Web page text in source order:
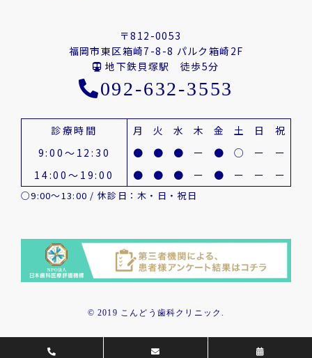
〒812-0053
福岡市東区箱崎7-8-8 パルク箱崎2F
地下鉄貝塚駅 徒歩5分
092-632-3553
診療時間 月 火 水 木 金 土 日
祝
9:00～12:30
● ● ● ー ● ○ ー
ー
14:00～19:00
● ● ● ー ● ー ー ー
○9:00～13:00 / 休診日：木・日・祝日
© 2019 こんどう歯科クリニック.